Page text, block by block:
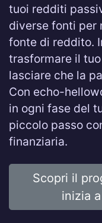
tuoi redditi
diverse fonti per
fonte di reddito.
trasformare il
lasciare che la
Con echo-
in ogni fase del
piccolo passo
finanziaria.
Scopri il
inizia